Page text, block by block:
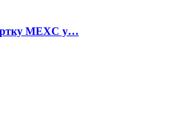
MEXC у…